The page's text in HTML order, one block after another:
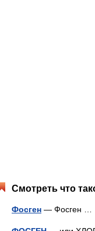
Смотреть что
Фосген — Фосген …